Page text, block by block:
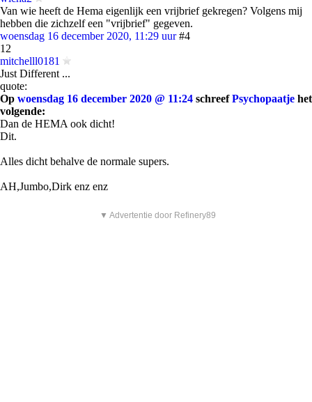
Van wie heeft de Hema eigenlijk een vrijbrief gekregen? Volgens mij
hebben die zichzelf een "vrijbrief" gegeven.
woensdag 16 december 2020, 11:29 uur #4
12
mitchelll0181
Just Different ...
quote:
Op woensdag 16 december 2020 @ 11:24 schreefPsychopaatje het
volgende:
Dan de HEMA ook dicht!
Dit.
Alles dicht behalve de normale supers.
AH,Jumbo,Dirk enz enz
▼ Advertentie door Refinery89